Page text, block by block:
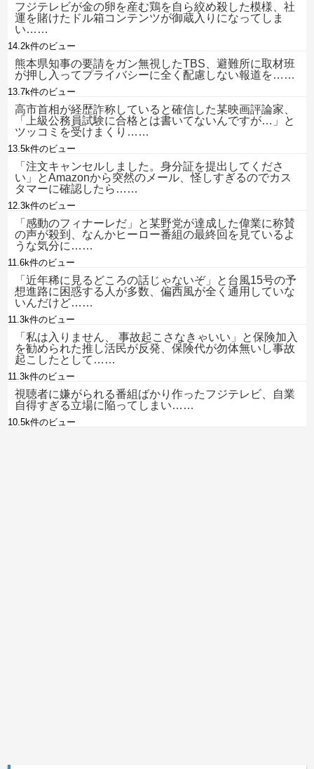
フジテレビが金の卵を産む鶏を自ら絞め殺した模様、社
運を賭けたドル箱コンテンツが御蔵入りになってしま
い……
14.2k件のビュー
熊本県知事の要請をガン無視したTBS、避難所に取材班
が押し入ってプライバシーに全く配慮しない報道を……
13.7k件のビュー
高市首相が経歴詐称していると確信した某映画評論家、
「上級公務員試験に合格とは書いてないんですが…」と
ツッコミを受けまくり……
13.5k件のビュー
「注文キャンセルしました。身分証を提出してくださ
い」とAmazonから突然のメール、怪しすぎるのでカス
タマーに確認したら……
12.3k件のビュー
「感動のフィナーレだ」と某野党が達成した偉業に称賛
の声が殺到、なんかヒーロー番組の最終回を見ているよ
うな気分に……
11.6k件のビュー
「近年稀に見るどころの話じゃないぞ」と台風15号の予
想進路に困惑する人が多数、偏西風が全く通用していな
いんだけど……
11.3k件のビュー
「私は入りません、 事故起こさなきゃいい」と保険加入
を勧められた推し活民が反発、保険代が勿体無いし事故
起こしたとして……
11.3k件のビュー
視聴者に嫌がられる番組ばかり作ったフジテレビ、自業
自得すぎる立場に陥ってしまい……
10.5k件のビュー